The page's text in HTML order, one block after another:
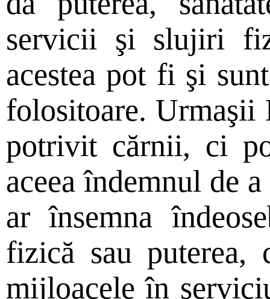
servicii şi slujiri
acestea pot fi şi
folositoare.
potrivit cărnii, ci
aceea îndemnul de
ar însemna
fizică sau puterea,
mijloacele în